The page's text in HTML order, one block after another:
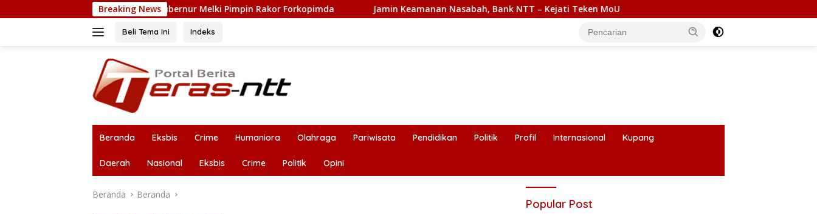
ke
Breaking News
Konflik Adonara, Gubernur Melki Pimpin Rakor Forkopimda Jamin Keamanan Nasabah, Bank NTT – Kejati Teken MoU
Beli Tema Ini Indeks
Beranda Eksbis Crime Humaniora Olahraga Pariwisata Pendidikan Politik Profil Internasional Kupang
Daerah Nasional Eksbis Crime Politik Opini
Beranda Beranda
Popular Post